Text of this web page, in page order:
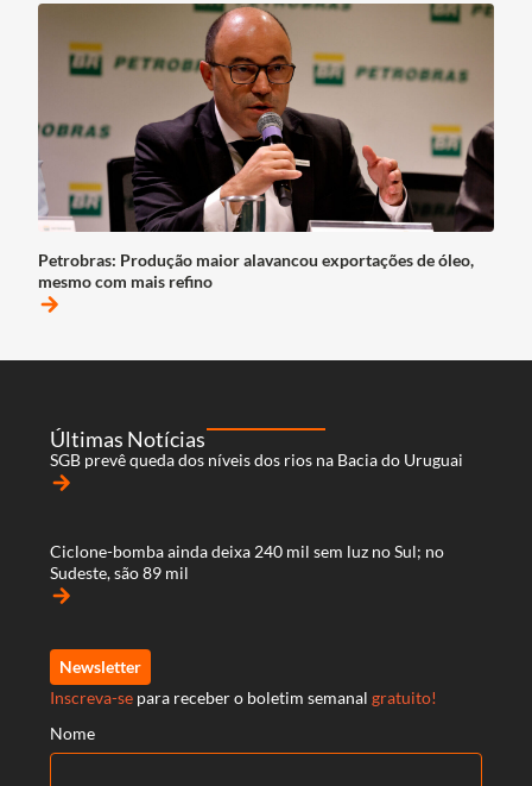
Petrobras: Produção maior alavancou exportações de óleo,
mesmo com mais refino
arrow_forward
Últimas Notícias
SGB prevê queda dos níveis dos rios na Bacia do Uruguai
arrow_forward
Ciclone-bomba ainda deixa 240 mil sem luz no Sul; no
Sudeste, são 89 mil
arrow_forward
Newsletter
Inscreva-se para receber o boletim semanal gratuito!
Nome